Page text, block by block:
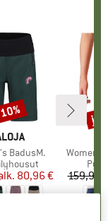
BadusM.
Hinta
Alennettu hinta
80,96 €
Tuote
Women's
159,95